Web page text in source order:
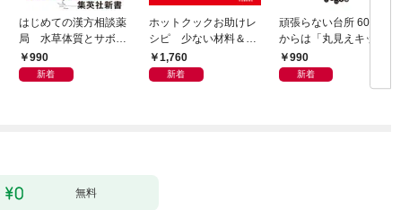
はじめての漢方相談薬
局 水草体質とサボテ
ン体質
990
新着
ホットクックお助けレ
シピ 少ない材料＆調
味料で、あとはスイッ
チポン！
1,760
新着
頑張らない台所 60歳
からは「丸見えキッチ
ン」でラクしておいし
い
990
新着
無料